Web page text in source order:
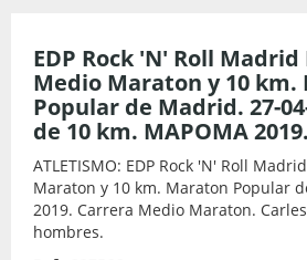
EDP Rock 'N' Roll
Medio Maraton y 10 km.
Popular de Madrid. 27-
de 10 km. MAPOMA 2019.
ATLETISMO: EDP Rock 'N' Roll
Maraton y 10 km. Maraton Popular
2019. Carrera Medio Maraton. Carles
hombres.